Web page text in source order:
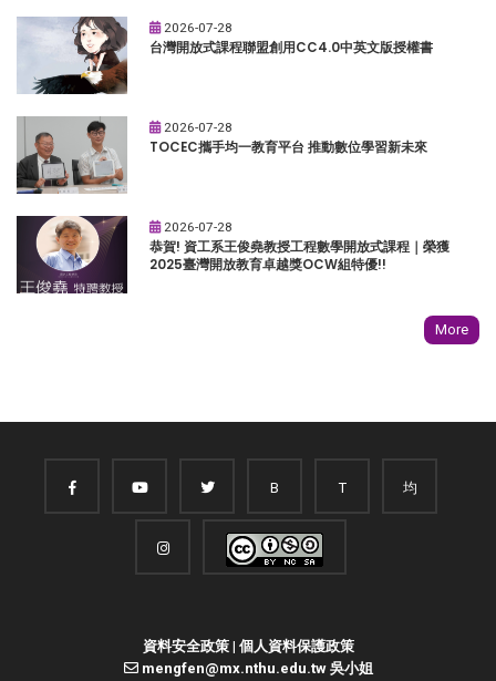
2026-07-28
台灣開放式課程聯盟創用CC4.0中英文版授權書
2026-07-28
TOCEC攜手均一教育平台 推動數位學習新未來
2026-07-28
恭賀! 資工系王俊堯教授工程數學開放式課程｜榮獲
2025臺灣開放教育卓越獎OCW組特優!!
More
B T 均
資料安全政策| 個人資料保護政策
mengfen@mx.nthu.edu.tw 吳小姐